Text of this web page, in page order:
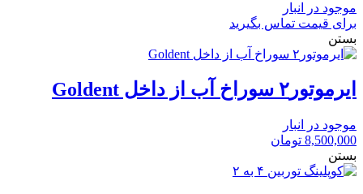
موجود در انبار
برای قیمت تماس بگیرید
بستن
ايرموتور۲ سوراخ آب از داخل Goldent
موجود در انبار
8,500,000 تومان
بستن